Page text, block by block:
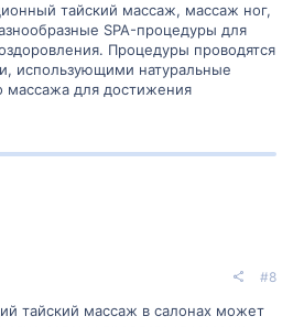
тайский массаж, массаж ног,
SPA-процедуры для
Процедуры проводятся
использующими натуральные
массажа для достижения
#8
тайский массаж в салонах может